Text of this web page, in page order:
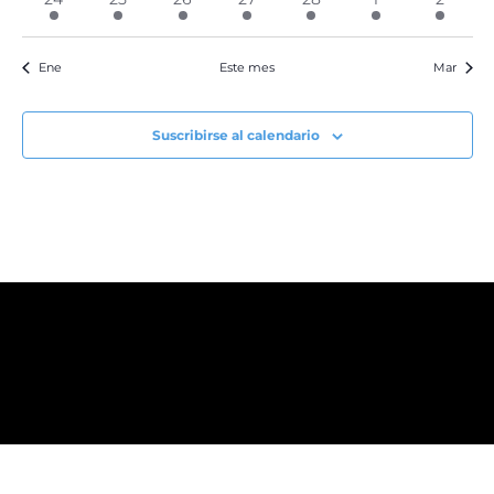
evento
evento
evento
evento
evento
evento
evento
Ene Este mes Mar
Suscribirse al calendario